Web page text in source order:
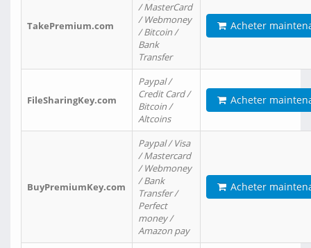
TakePremium.com
/ MasterCard
/ Webmoney
/ Bitcoin /
Bank
Transfer
Acheter
FileSharingKey.com
Paypal /
Credit Card /
Bitcoin /
Altcoins
Acheter
BuyPremiumKey.com
Paypal / Visa
/ Mastercard
/ Webmoney
/ Bank
Transfer /
Perfect
money /
Amazon pay
Acheter